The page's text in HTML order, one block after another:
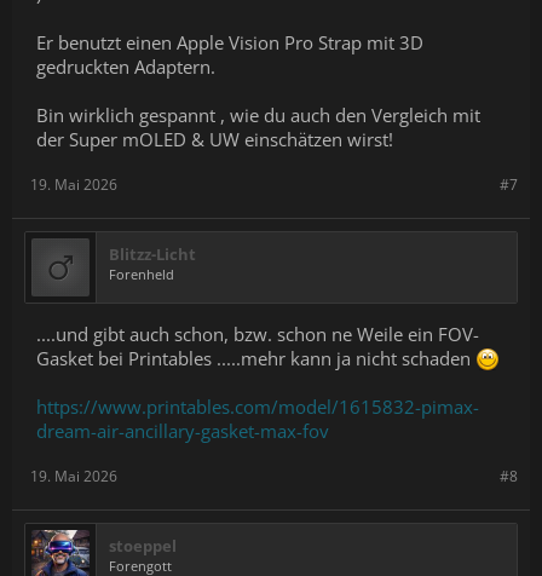
Er benutzt einen Apple Vision Pro Strap mit 3D
gedruckten Adaptern.
Bin wirklich gespannt , wie du auch den Vergleich mit
der Super mOLED & UW einschätzen wirst!
#7
19. Mai 2026
Blitzz-Licht
Forenheld
....und gibt auch schon, bzw. schon ne Weile ein FOV-
Gasket bei Printables .....mehr kann ja nicht schaden
https://www.printables.com/model/1615832-pimax-
dream-air-ancillary-gasket-max-fov
#8
19. Mai 2026
stoeppel
Forengott